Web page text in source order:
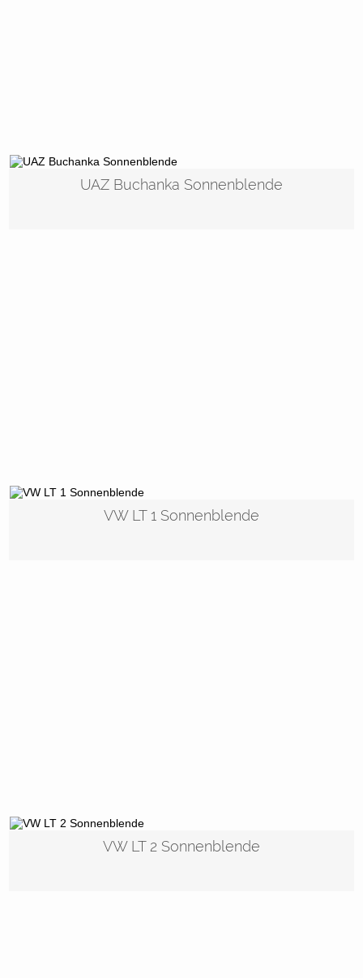
UAZ Buchanka Sonnenblende
VW LT 1 Sonnenblende
VW LT 2 Sonnenblende